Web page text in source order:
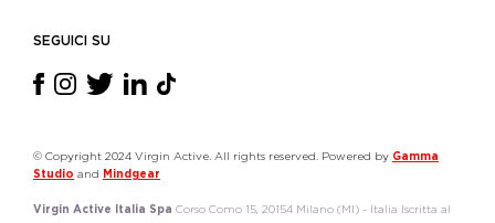
SEGUICI SU
© Copyright 2024 Virgin Active. All rights reserved. Powered by Gamma
Studio and Mindgear
Virgin Active Italia Spa Corso Como 15, 20154 Milano (MI) - Italia Iscritta al